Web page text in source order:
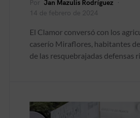
Por Jan Mazulis Rodríguez
14 de febrero de 2024
El Clamor conversó con los
caserío Miraflores, habitantes
de las resquebrajadas defensas